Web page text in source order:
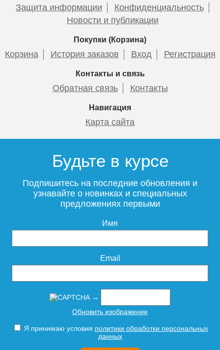
Защита информации
Конфиденциальность
Новости и публикации
Покупки (Корзина)
Корзина История заказов Вход Регистрация
Контакты и связь
Обратная связь Контакты
Навигация
Карта сайта
Будьте в курсе
Подпишитесь на последние обновления и
узнавайте о новинках и специальных
предложениях первыми
Имя
Email
→
Обновить изображение
Я принимаю условия политики обработки персональных
данных